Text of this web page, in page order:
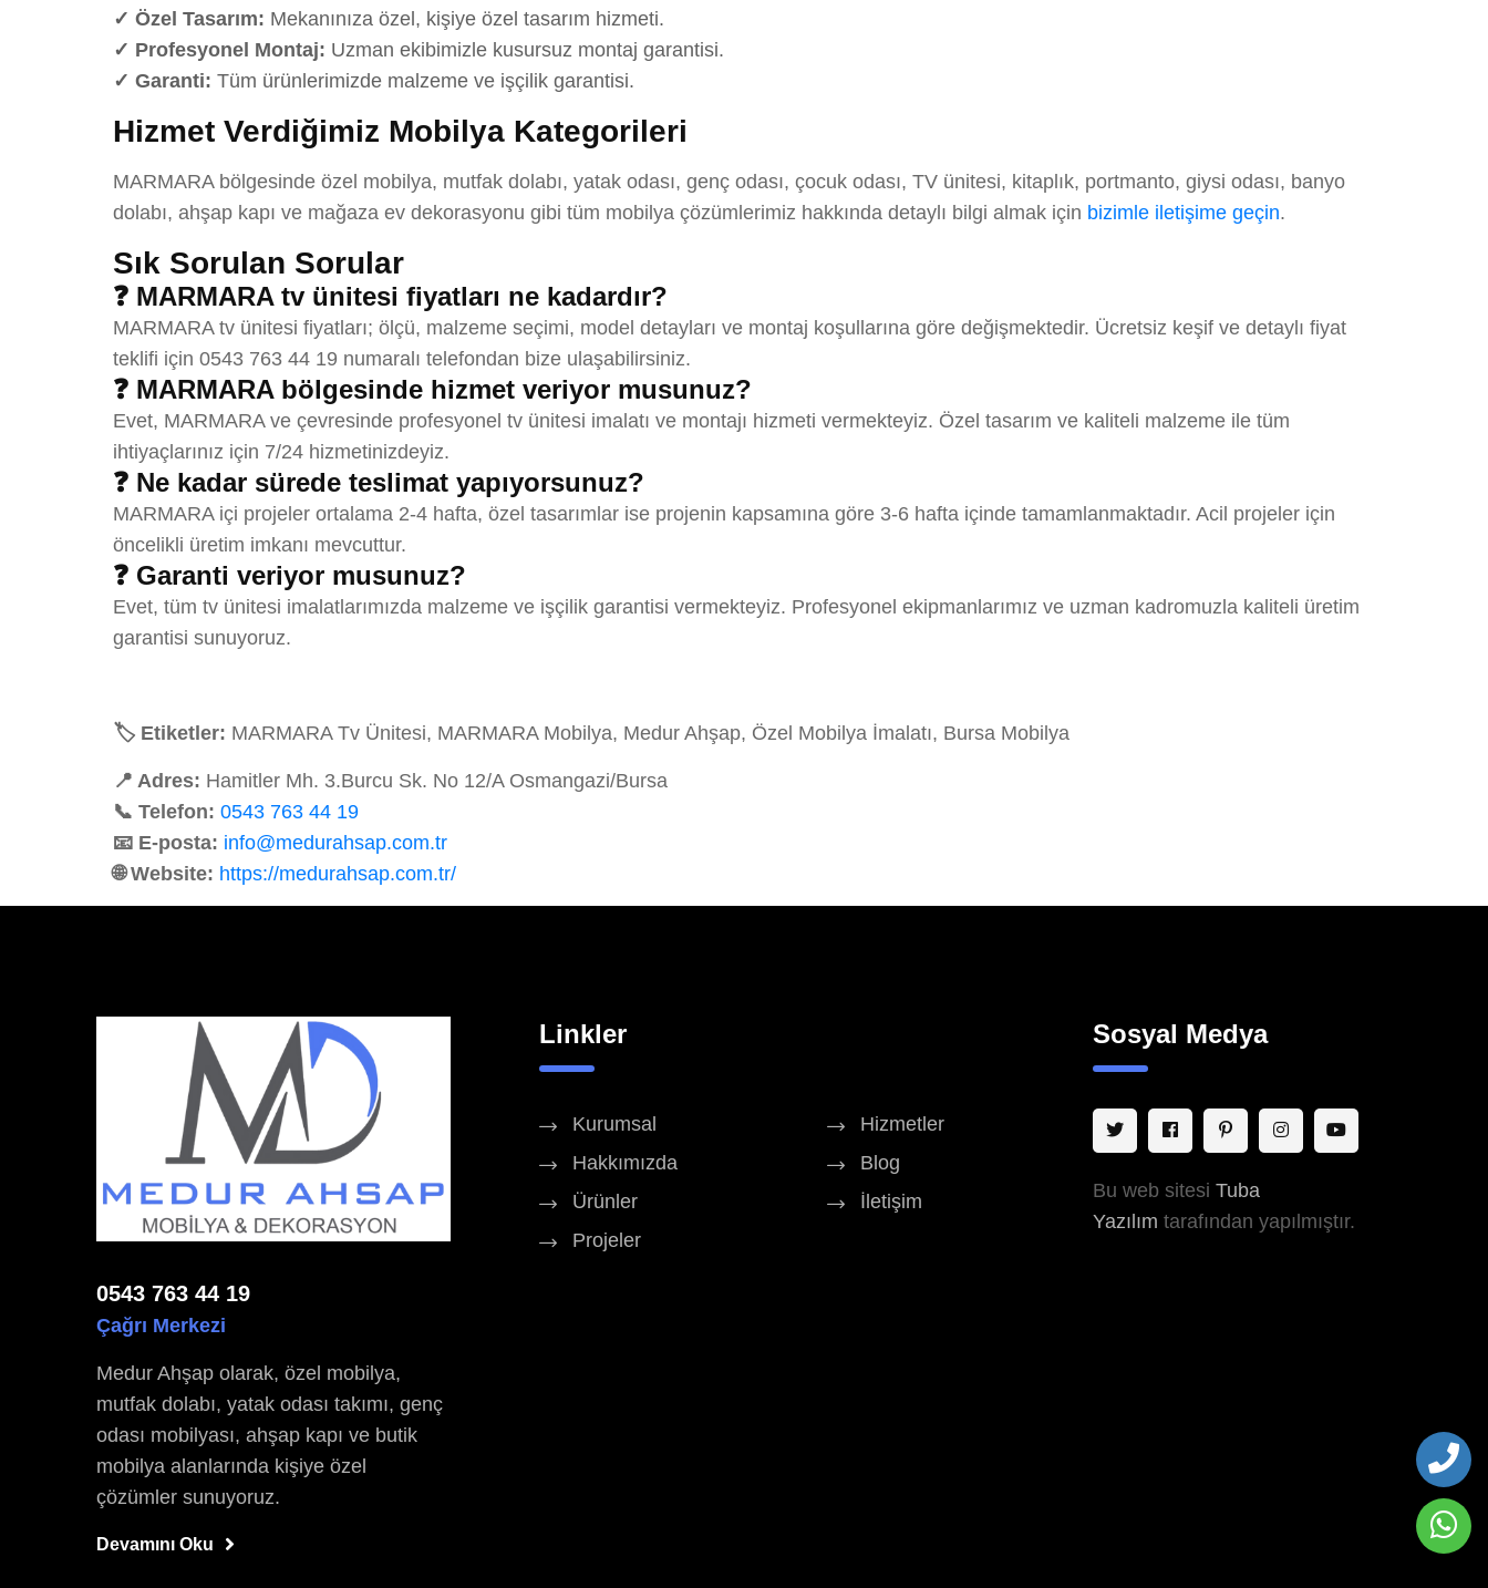
✓ Özel Tasarım: Mekanınıza özel, kişiye özel tasarım hizmeti.
✓ Profesyonel Montaj: Uzman ekibimizle kusursuz montaj garantisi.
✓ Garanti: Tüm ürünlerimizde malzeme ve işçilik garantisi.
Hizmet Verdiğimiz Mobilya Kategorileri
MARMARA bölgesinde özel mobilya, mutfak dolabı, yatak odası, genç odası, çocuk odası, TV ünitesi, kitaplık, portmanto, giysi odası, banyo
dolabı, ahşap kapı ve mağaza ev dekorasyonu gibi tüm mobilya çözümlerimiz hakkında detaylı bilgi almak için bizimle iletişime geçin.
Sık Sorulan Sorular
❓ MARMARA tv ünitesi fiyatları ne kadardır?
MARMARA tv ünitesi fiyatları; ölçü, malzeme seçimi, model detayları ve montaj koşullarına göre değişmektedir. Ücretsiz keşif ve detaylı fiyat
teklifi için 0543 763 44 19 numaralı telefondan bize ulaşabilirsiniz.
❓ MARMARA bölgesinde hizmet veriyor musunuz?
Evet, MARMARA ve çevresinde profesyonel tv ünitesi imalatı ve montajı hizmeti vermekteyiz. Özel tasarım ve kaliteli malzeme ile tüm
ihtiyaçlarınız için 7/24 hizmetinizdeyiz.
❓ Ne kadar sürede teslimat yapıyorsunuz?
MARMARA içi projeler ortalama 2-4 hafta, özel tasarımlar ise projenin kapsamına göre 3-6 hafta içinde tamamlanmaktadır. Acil projeler için
öncelikli üretim imkanı mevcuttur.
❓ Garanti veriyor musunuz?
Evet, tüm tv ünitesi imalatlarımızda malzeme ve işçilik garantisi vermekteyiz. Profesyonel ekipmanlarımız ve uzman kadromuzla kaliteli üretim
garantisi sunuyoruz.
🏷️ Etiketler: MARMARA Tv Ünitesi, MARMARA Mobilya, Medur Ahşap, Özel Mobilya İmalatı, Bursa Mobilya
📍 Adres: Hamitler Mh. 3.Burcu Sk. No 12/A Osmangazi/Bursa
📞 Telefon: 0543 763 44 19
📧 E-posta: info@medurahsap.com.tr
🌐 Website: https://medurahsap.com.tr/
0543 763 44 19
Çağrı Merkezi
Medur Ahşap olarak, özel mobilya,
mutfak dolabı, yatak odası takımı, genç
odası mobilyası, ahşap kapı ve butik
mobilya alanlarında kişiye özel
çözümler sunuyoruz.
Devamını Oku
Linkler
Kurumsal
Hakkımızda
Ürünler
Projeler
Hizmetler
Blog
İletişim
Sosyal Medya
Bu web sitesi Tuba
Yazılım tarafından yapılmıştır.